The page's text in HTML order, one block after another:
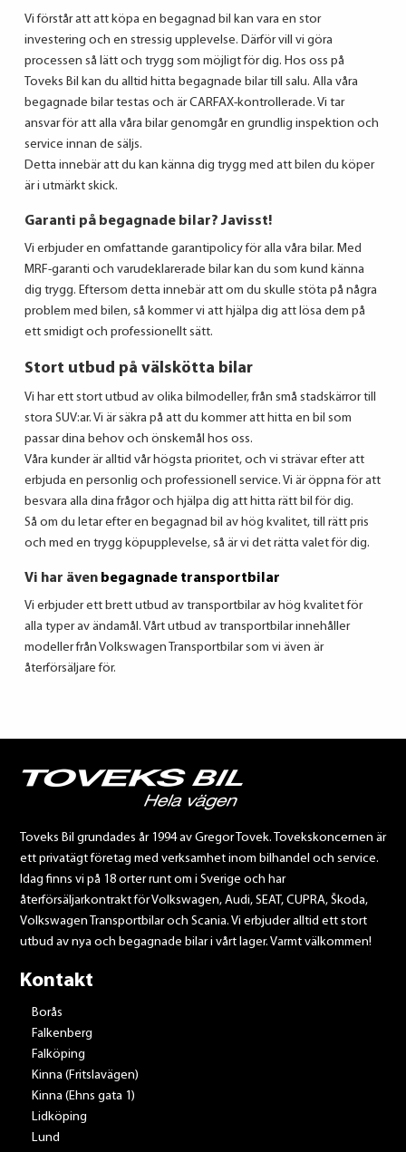
Vi förstår att att köpa en begagnad bil kan vara en stor
investering och en stressig upplevelse. Därför vill vi göra
processen så lätt och trygg som möjligt för dig. Hos oss på
Toveks Bil kan du alltid hitta begagnade bilar till salu. Alla våra
begagnade bilar testas och är CARFAX-kontrollerade. Vi tar
ansvar för att alla våra bilar genomgår en grundlig inspektion och
service innan de säljs.
Detta innebär att du kan känna dig trygg med att bilen du köper
är i utmärkt skick.
Garanti på begagnade bilar? Javisst!
Vi erbjuder en omfattande garantipolicy för alla våra bilar. Med
MRF-garanti och varudeklarerade bilar kan du som kund känna
dig trygg. Eftersom detta innebär att om du skulle stöta på några
problem med bilen, så kommer vi att hjälpa dig att lösa dem på
ett smidigt och professionellt sätt.
Stort utbud på välskötta bilar
Vi har ett stort utbud av olika bilmodeller, från små stadskärror till
stora SUV:ar. Vi är säkra på att du kommer att hitta en bil som
passar dina behov och önskemål hos oss.
Våra kunder är alltid vår högsta prioritet, och vi strävar efter att
erbjuda en personlig och professionell service. Vi är öppna för att
besvara alla dina frågor och hjälpa dig att hitta rätt bil för dig.
Så om du letar efter en begagnad bil av hög kvalitet, till rätt pris
och med en trygg köpupplevelse, så är vi det rätta valet för dig.
Vi har även begagnade transportbilar
Vi erbjuder ett brett utbud av transportbilar av hög kvalitet för
alla typer av ändamål. Vårt utbud av transportbilar innehåller
modeller från Volkswagen Transportbilar som vi även är
återförsäljare för.
Toveks Bil grundades år 1994 av Gregor Tovek. Tovekskoncernen är
ett privatägt företag med verksamhet inom bilhandel och service.
Idag finns vi på 18 orter runt om i Sverige och har
återförsäljarkontrakt för Volkswagen, Audi, SEAT, CUPRA, Škoda,
Volkswagen Transportbilar och Scania. Vi erbjuder alltid ett stort
utbud av nya och begagnade bilar i vårt lager. Varmt välkommen!
Kontakt
Borås
Falkenberg
Falköping
Kinna (Fritslavägen)
Kinna (Ehns gata 1)
Lidköping
Lund